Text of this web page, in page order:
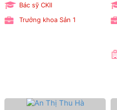
Bác sỹ CKII
Trưởng khoa Sản 1